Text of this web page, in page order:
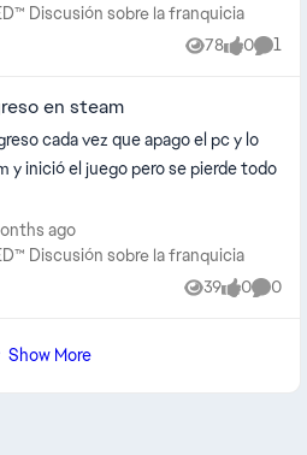
Discusión sobre la franquicia
Discusión sobre la franquicia
78
Views 0
likes 1
en steam
cada vez que apago el pc y lo
y inició el juego pero se pierde todo
ago
Discusión sobre la franquicia
Discusión sobre la franquicia
39
Views 0
likes 0
Show More